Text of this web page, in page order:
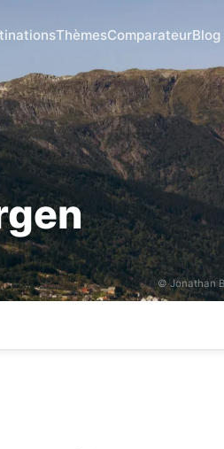
ThèmesComparateurBlog
© Jonathan